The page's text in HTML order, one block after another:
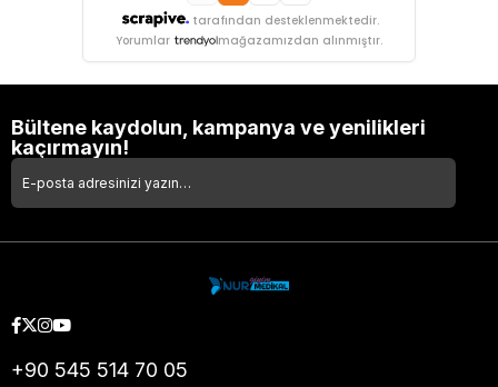
tarafından desteklenmektedir.
Yorumlar mağazamızdan alınmıştır.
Bültene kaydolun, kampanya ve yenilikleri
kaçırmayın!
+90 545 514 70 05